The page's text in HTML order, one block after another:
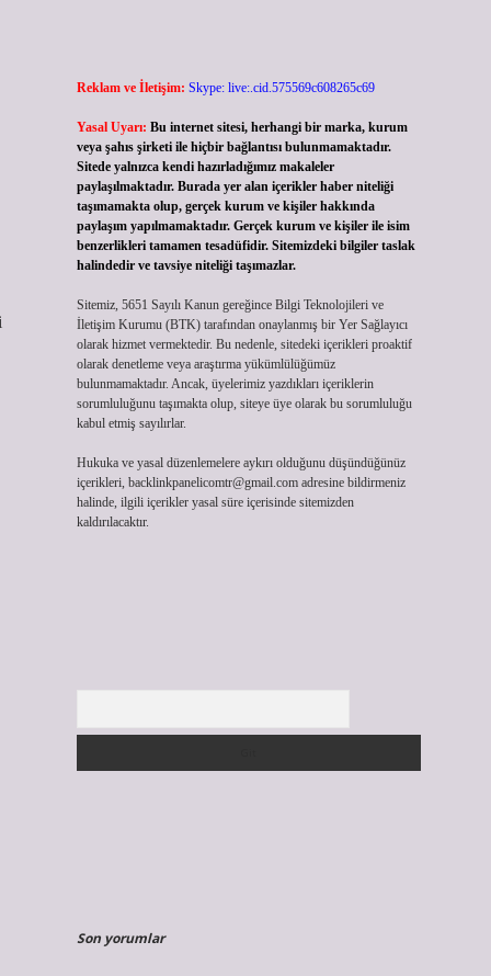
Reklam ve İletişim: Skype: live:.cid.575569c608265c69
Yasal Uyarı: Bu internet sitesi, herhangi bir marka, kurum
veya şahıs şirketi ile hiçbir bağlantısı bulunmamaktadır.
Sitede yalnızca kendi hazırladığımız makaleler
paylaşılmaktadır. Burada yer alan içerikler haber niteliği
taşımamakta olup, gerçek kurum ve kişiler hakkında
paylaşım yapılmamaktadır. Gerçek kurum ve kişiler ile isim
benzerlikleri tamamen tesadüfidir. Sitemizdeki bilgiler taslak
halindedir ve tavsiye niteliği taşımazlar.
Sitemiz, 5651 Sayılı Kanun gereğince Bilgi Teknolojileri ve
İletişim Kurumu (BTK) tarafından onaylanmış bir Yer Sağlayıcı
olarak hizmet vermektedir. Bu nedenle, sitedeki içerikleri proaktif
olarak denetleme veya araştırma yükümlülüğümüz
bulunmamaktadır. Ancak, üyelerimiz yazdıkları içeriklerin
sorumluluğunu taşımakta olup, siteye üye olarak bu sorumluluğu
kabul etmiş sayılırlar.
Hukuka ve yasal düzenlemelere aykırı olduğunu düşündüğünüz
içerikleri, backlinkpanelicomtr@gmail.comadresine bildirmeniz
halinde, ilgili içerikler yasal süre içerisinde sitemizden
kaldırılacaktır.
Son yorumlar